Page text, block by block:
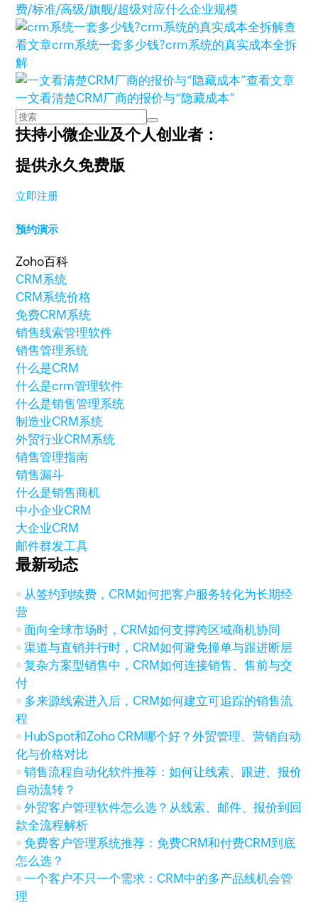
费/标准/高级/旗舰/超级对应什么企业规模
查
看文章crm系统一套多少钱?crm系统的真实成本全拆
解
查看文章
一文看清楚CRM厂商的报价与“隐藏成本”
扶持小微企业及个人创业者：
提供永久免费版
立即注册
预约演示
Zoho百科
CRM系统
CRM系统价格
免费CRM系统
销售线索管理软件
销售管理系统
什么是CRM
什么是crm管理软件
什么是销售管理系统
制造业CRM系统
外贸行业CRM系统
销售管理指南
销售漏斗
什么是销售商机
中小企业CRM
大企业CRM
邮件群发工具
最新动态
从签约到续费，CRM如何把客户服务转化为长期经
营
面向全球市场时，CRM如何支撑跨区域商机协同
渠道与直销并行时，CRM如何避免撞单与跟进断层
复杂方案型销售中，CRM如何连接销售、售前与交
付
多来源线索进入后，CRM如何建立可追踪的销售流
程
HubSpot和Zoho CRM哪个好？外贸管理、营销自动
化与价格对比
销售流程自动化软件推荐：如何让线索、跟进、报价
自动流转？
外贸客户管理软件怎么选？从线索、邮件、报价到回
款全流程解析
免费客户管理系统推荐：免费CRM和付费CRM到底
怎么选？
一个客户不只一个需求：CRM中的多产品线机会管
理